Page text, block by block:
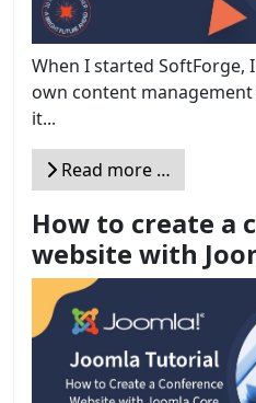
When I started SoftForge,
own content
it...
Read more …
How to create a
website with